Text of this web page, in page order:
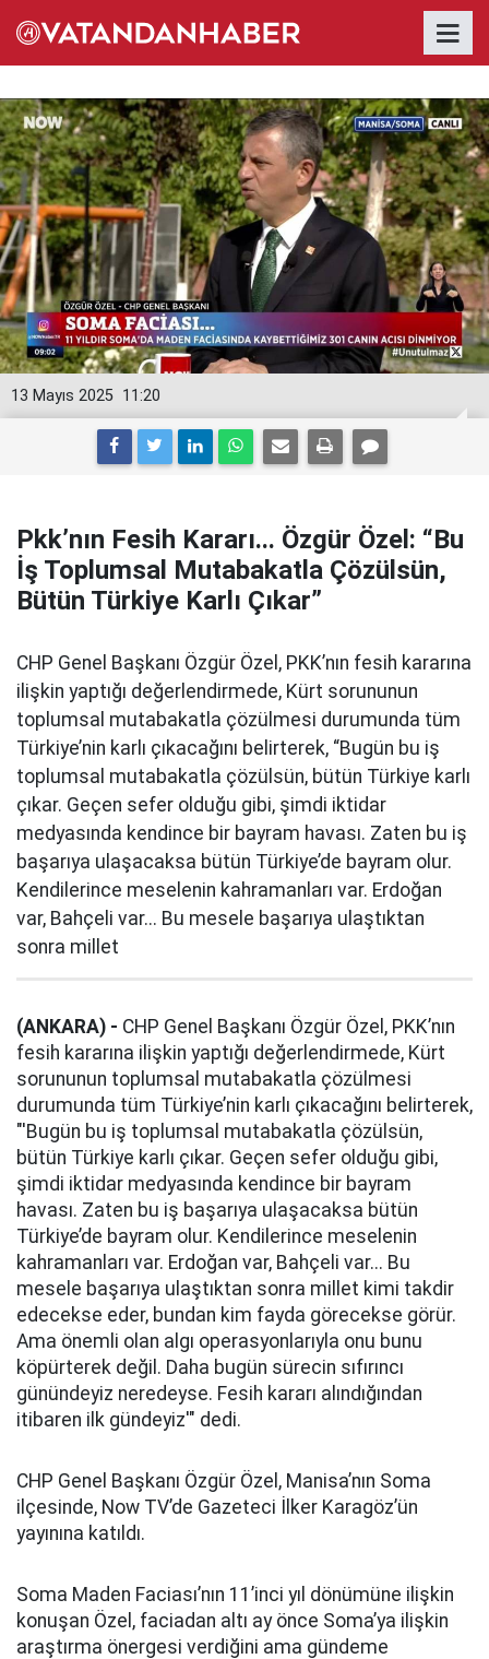
11:20
13 Mayıs 2025
Pkk’nın Fesih Kararı... Özgür Özel: “Bu
İş Toplumsal Mutabakatla Çözülsün,
Bütün Türkiye Karlı Çıkar”
CHP Genel Başkanı Özgür Özel, PKK’nın fesih kararına
ilişkin yaptığı değerlendirmede, Kürt sorununun
toplumsal mutabakatla çözülmesi durumunda tüm
Türkiye’nin karlı çıkacağını belirterek, “Bugün bu iş
toplumsal mutabakatla çözülsün, bütün Türkiye karlı
çıkar. Geçen sefer olduğu gibi, şimdi iktidar
medyasında kendince bir bayram havası. Zaten bu iş
başarıya ulaşacaksa bütün Türkiye’de bayram olur.
Kendilerince meselenin kahramanları var. Erdoğan
var, Bahçeli var... Bu mesele başarıya ulaştıktan
sonra millet
(ANKARA) - CHP Genel Başkanı Özgür Özel, PKK’nın
fesih kararına ilişkin yaptığı değerlendirmede, Kürt
sorununun toplumsal mutabakatla çözülmesi
durumunda tüm Türkiye’nin karlı çıkacağını belirterek,
"'Bugün bu iş toplumsal mutabakatla çözülsün,
bütün Türkiye karlı çıkar. Geçen sefer olduğu gibi,
şimdi iktidar medyasında kendince bir bayram
havası. Zaten bu iş başarıya ulaşacaksa bütün
Türkiye’de bayram olur. Kendilerince meselenin
kahramanları var. Erdoğan var, Bahçeli var... Bu
mesele başarıya ulaştıktan sonra millet kimi takdir
edecekse eder, bundan kim fayda görecekse görür.
Ama önemli olan algı operasyonlarıyla onu bunu
köpürterek değil. Daha bugün sürecin sıfırıncı
günündeyiz neredeyse. Fesih kararı alındığından
itibaren ilk gündeyiz'" dedi.
CHP Genel Başkanı Özgür Özel, Manisa’nın Soma
ilçesinde, Now TV’de Gazeteci İlker Karagöz’ün
yayınına katıldı.
Soma Maden Faciası’nın 11’inci yıl dönümüne ilişkin
konuşan Özel, faciadan altı ay önce Soma’ya ilişkin
araştırma önergesi verdiğini ama gündeme